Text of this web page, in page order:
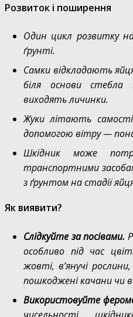
Розвиток і поширення
Один цикл розвитку
ґрунті.
Самки відкладають
біля основи стебла
виходять личинки.
Жуки літають
допомогою вітру —
Шкідник може
транспортними
з ґрунтом на стадії
Як виявити?
Слідкуйте за посівами.
особливо під час
жовті, в’янучі
пошкоджені качани чи
Використовуйте
чисельності